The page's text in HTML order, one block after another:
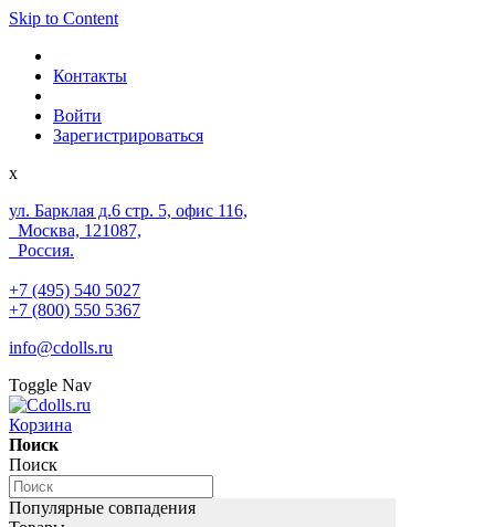
Skip to Content
Контакты
Войти
Зарегистрироваться
x
ул. Барклая д.6 стр. 5, офис 116,
Москва, 121087,
Россия.
+7 (495) 540 5027
+7 (800) 550 5367
info@cdolls.ru
Toggle Nav
Корзина
Поиск
Поиск
Популярные совпадения